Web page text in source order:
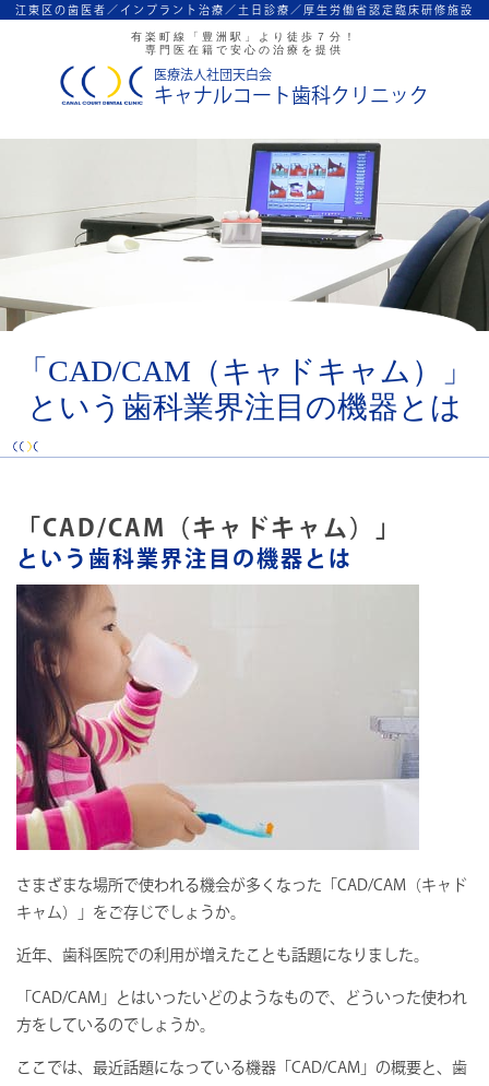
江東区の歯医者／インプラント治療／ 土日診療／厚生労働省認定臨床研修施設
有楽町線「豊洲駅」より徒歩７分！
専門医在籍で安心の治療を提供
医療法人社団天白会
キャナルコート歯科クリニック
「CAD/CAM（キャドキャム）」
という歯科業界注目の機器とは
「CAD/CAM（キャドキャム）」
という歯科業界注目の機器とは
さまざまな場所で使われる機会が多くなった「CAD/CAM（キャド
キャム）」をご存じでしょうか。
近年、歯科医院での利用が増えたことも話題になりました。
「CAD/CAM」とはいったいどのようなもので、どういった使われ
方をしているのでしょうか。
ここでは、最近話題になっている機器「CAD/CAM」の概要と、歯